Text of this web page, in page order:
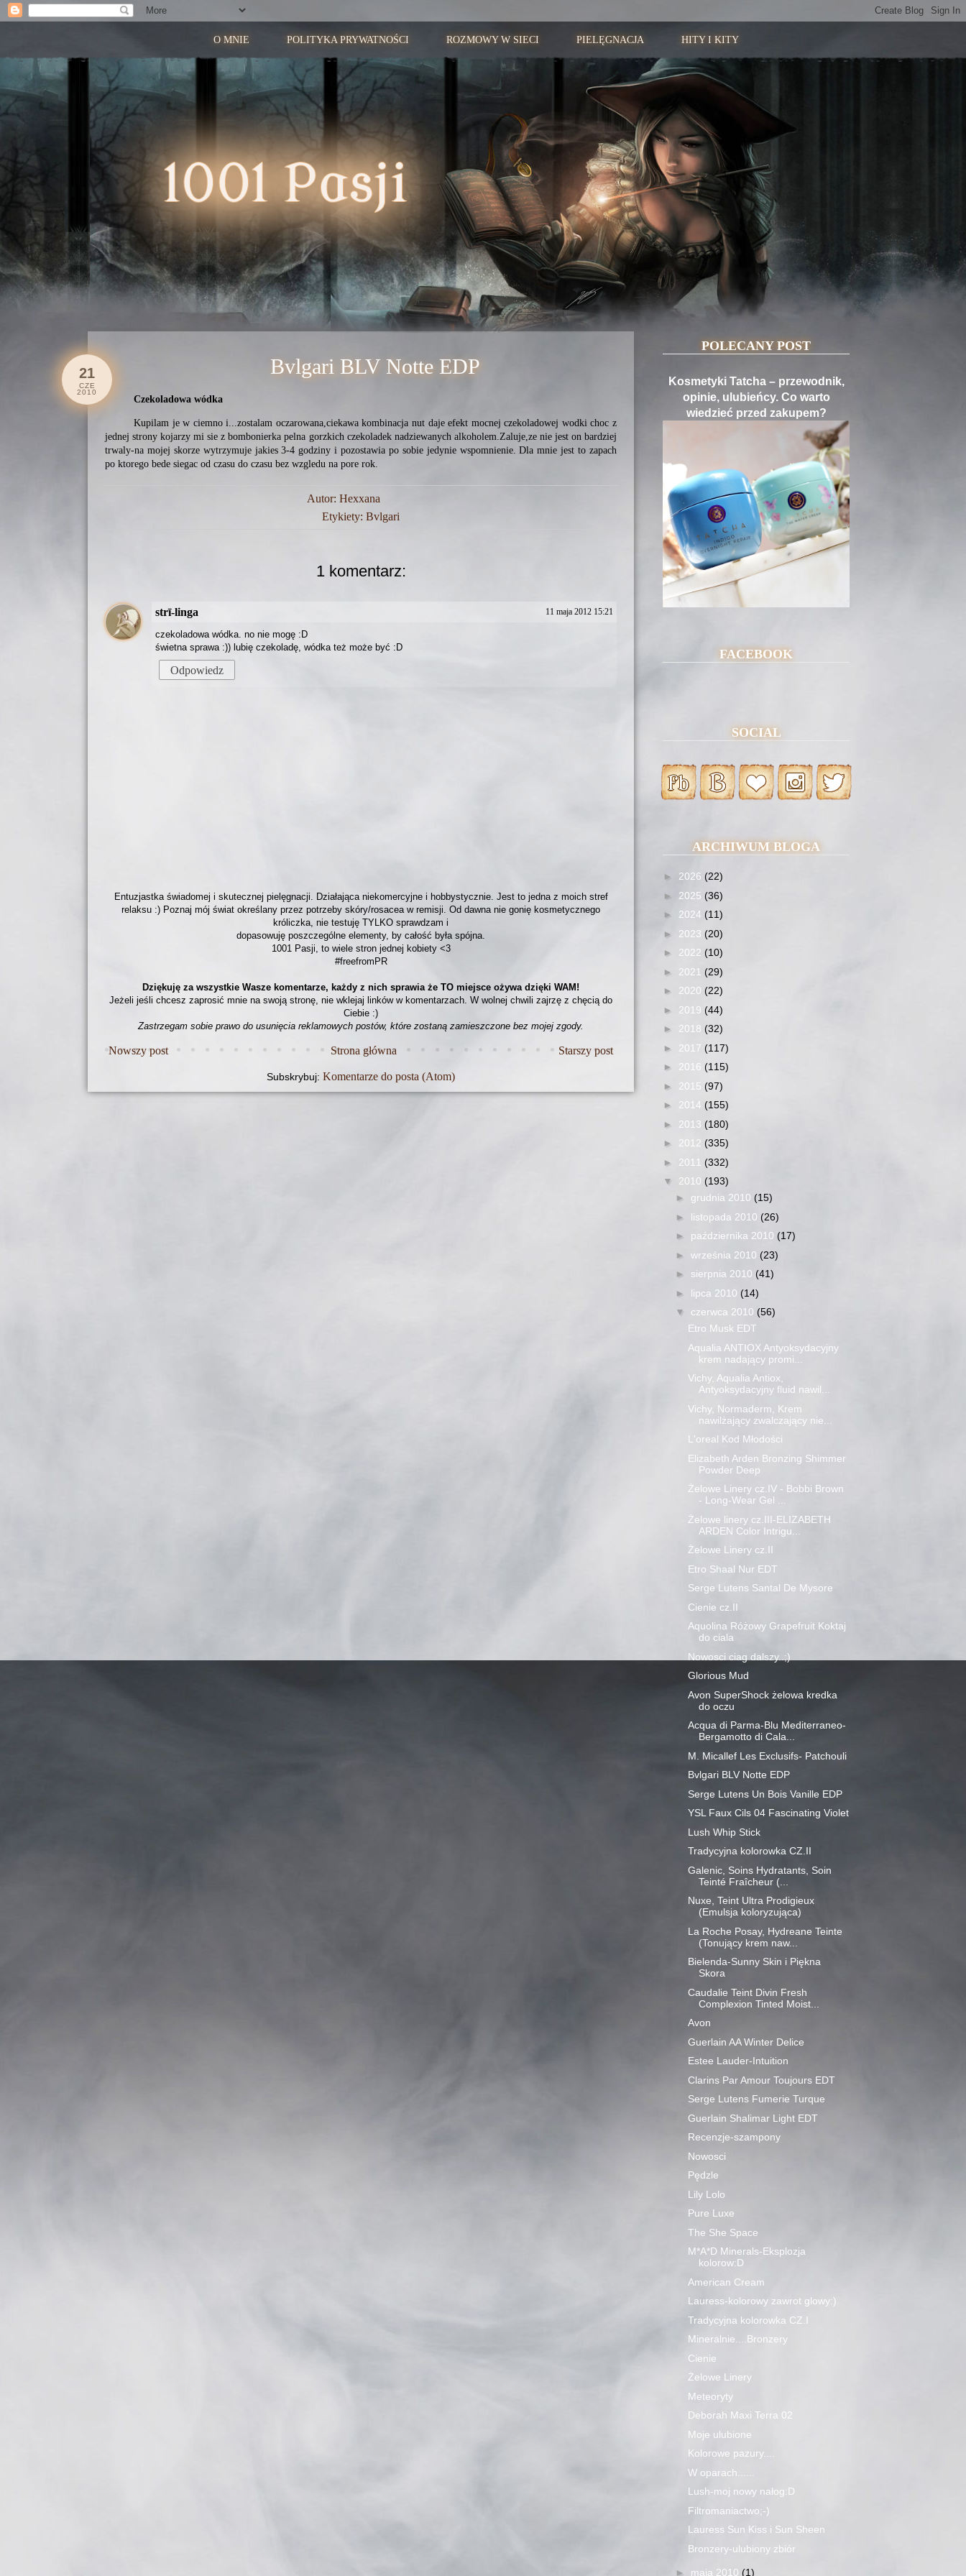
O MNIE POLITYKA PRYWATNOŚCI ROZMOWY W SIECI PIELĘGNACJA HITY I KITY
21
CZE
2010
Bvlgari BLV Notte EDP
Czekoladowa wódka
Kupilam je w ciemno i...zostalam oczarowana,ciekawa kombinacja nut daje efekt mocnej czekoladowej wodki choc z
jednej strony kojarzy mi sie z bombonierka pelna gorzkich czekoladek nadziewanych alkoholem.Zaluje,ze nie jest on bardziej
trwaly-na mojej skorze wytrzymuje jakies 3-4 godziny i pozostawia po sobie jedynie wspomnienie. Dla mnie jest to zapach
po ktorego bede siegac od czasu do czasu bez wzgledu na pore rok.
Autor: Hexxana
Etykiety: Bvlgari
1 komentarz:
strī-linga 11 maja 2012 15:21
czekoladowa wódka. no nie mogę :D
świetna sprawa :)) lubię czekoladę, wódka też może być :D
Odpowiedz
Entuzjastka świadomej i skutecznej pielęgnacji. Działająca niekomercyjne i hobbystycznie. Jest to jedna z moich stref
relaksu :) Poznaj mój świat określany przez potrzeby skóry/rosacea w remisji. Od dawna nie gonię kosmetycznego
króliczka, nie testuję TYLKO sprawdzam i
dopasowuję poszczególne elementy, by całość była spójna.
1001 Pasji, to wiele stron jednej kobiety <3
#freefromPR
Dziękuję za wszystkie Wasze komentarze, każdy z nich sprawia że TO miejsce ożywa dzięki WAM!
Jeżeli jeśli chcesz zaprosić mnie na swoją stronę, nie wklejaj linków w komentarzach. W wolnej chwili zajrzę z chęcią do
Ciebie :)
Zastrzegam sobie prawo do usunięcia reklamowych postów, które zostaną zamieszczone bez mojej zgody.
Nowszy post Starszy post
Strona główna
Subskrybuj: Komentarze do posta (Atom)
POLECANY POST
Kosmetyki Tatcha – przewodnik,
opinie, ulubieńcy. Co warto
wiedzieć przed zakupem?
FACEBOOK
SOCIAL
ARCHIWUM BLOGA
► 2026 (22)
► 2025 (36)
► 2024 (11)
► 2023 (20)
► 2022 (10)
► 2021 (29)
► 2020 (22)
► 2019 (44)
► 2018 (32)
► 2017 (117)
► 2016 (115)
► 2015 (97)
► 2014 (155)
► 2013 (180)
► 2012 (335)
► 2011 (332)
▼ 2010 (193)
► grudnia 2010 (15)
► listopada 2010 (26)
► października 2010 (17)
► września 2010 (23)
► sierpnia 2010 (41)
► lipca 2010 (14)
▼ czerwca 2010 (56)
Etro Musk EDT
Aqualia ANTIOX Antyoksydacyjny
krem nadający promi...
Vichy, Aqualia Antiox,
Antyoksydacyjny fluid nawil...
Vichy, Normaderm, Krem
nawilżający zwalczający nie...
L'oreal Kod Młodości
Elizabeth Arden Bronzing Shimmer
Powder Deep
Żelowe Linery cz.IV - Bobbi Brown
- Long-Wear Gel ...
Żelowe linery cz.III-ELIZABETH
ARDEN Color Intrigu...
Żelowe Linery cz.II
Etro Shaal Nur EDT
Serge Lutens Santal De Mysore
Cienie cz.II
Aquolina Różowy Grapefruit Koktaj
do ciala
Nowosci ciag dalszy..;)
Glorious Mud
Avon SuperShock żelowa kredka
do oczu
Acqua di Parma-Blu Mediterraneo-
Bergamotto di Cala...
M. Micallef Les Exclusifs- Patchouli
Bvlgari BLV Notte EDP
Serge Lutens Un Bois Vanille EDP
YSL Faux Cils 04 Fascinating Violet
Lush Whip Stick
Tradycyjna kolorowka CZ.II
Galenic, Soins Hydratants, Soin
Teinté Fraîcheur (...
Nuxe, Teint Ultra Prodigieux
(Emulsja koloryzująca)
La Roche Posay, Hydreane Teinte
(Tonujący krem naw...
Bielenda-Sunny Skin i Piękna
Skora
Caudalie Teint Divin Fresh
Complexion Tinted Moist...
Avon
Guerlain AA Winter Delice
Estee Lauder-Intuition
Clarins Par Amour Toujours EDT
Serge Lutens Fumerie Turque
Guerlain Shalimar Light EDT
Recenzje-szampony
Nowosci
Pędzle
Lily Lolo
Pure Luxe
The She Space
M*A*D Minerals-Eksplozja
kolorow:D
American Cream
Lauress-kolorowy zawrot glowy:)
Tradycyjna kolorowka CZ.I
Mineralnie....Bronzery
Cienie
Żelowe Linery
Meteoryty
Deborah Maxi Terra 02
Moje ulubione
Kolorowe pazury....
W oparach......
Lush-moj nowy nałog:D
Filtromaniactwo;-)
Lauress Sun Kiss i Sun Sheen
Bronzery-ulubiony zbiór
► maja 2010 (1)